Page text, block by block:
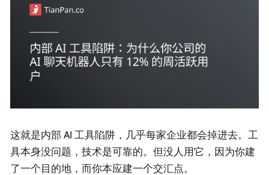
这就是内部 AI 工具陷阱，几乎每家企业都会掉进去。工
具本身没问题，技术是可靠的。但没人用它，因为你建
了一个目的地，而你本应建一个交汇点。